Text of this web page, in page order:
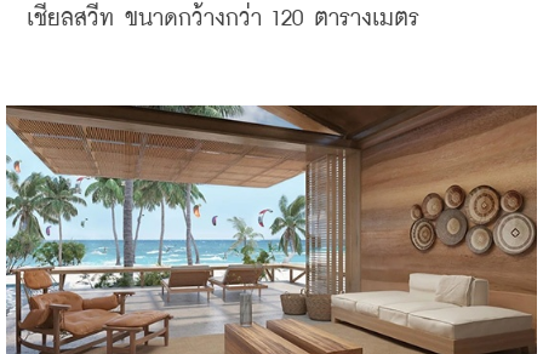
เชียลสวีท ขนาดกว้างกว่า 120 ตารางเมตร